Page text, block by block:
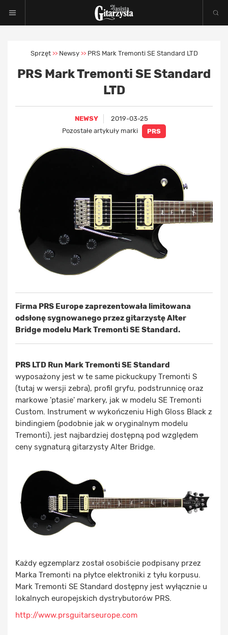
Sprzęt >> Newsy >> PRS Mark Tremonti SE Standard LTD
PRS Mark Tremonti SE Standard
LTD
NEWSY
2019-03-25
Pozostałe artykuły marki
PRS
Firma PRS Europe zaprezentowała limitowana
odsłonę sygnowanego przez gitarzystę Alter
Bridge modelu Mark Tremonti SE Standard.
PRS LTD Run Mark Tremonti SE Standard
wyposażony jest w te same pickuckupy Tremonti S
(tutaj w wersji zebra), profil gryfu, podstrunnicę oraz
markowe 'ptasie' markery, jak w modelu SE Tremonti
Custom. Instrument w wykończeniu High Gloss Black z
bindingiem (podobnie jak w oryginalnym modelu
Tremonti), jest najbardziej dostępną pod względem
ceny sygnaturą gitarzysty Alter Bridge.
Każdy egzemplarz został osobiście podpisany przez
Marka Tremonti na płytce elektroniki z tyłu korpusu.
Mark Tremonti SE Standard dostępny jest wyłącznie u
lokalnych europejskich dystrybutorów PRS.
http://www.prsguitarseurope.com